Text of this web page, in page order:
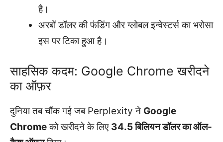
है।
अरबों डॉलर की फंडिंग और ग्लोबल इन्वेस्टर्स का भरोसा
इस पर टिका हुआ है।
साहसिक कदम: Google Chrome खरीदने
का ऑफ़र
दुनिया तब चौंक गई जब Perplexity ने Google
Chromeको खरीदने के लिए 34.5 बिलियन डॉलर का ऑल-